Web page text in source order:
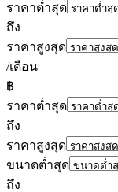
ราคาต่ำสุด
ถึง
ราคาสูงสุด
/เดือน
฿
ราคาต่ำสุด
ถึง
ราคาสูงสุด
ขนาดต่ำสุด
ถึง